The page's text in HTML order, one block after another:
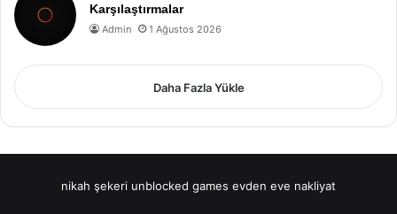
Karşılaştırmalar
Admin 1 Ağustos 2026
Daha Fazla Yükle
nikah şekeri unblocked games evden eve nakliyat